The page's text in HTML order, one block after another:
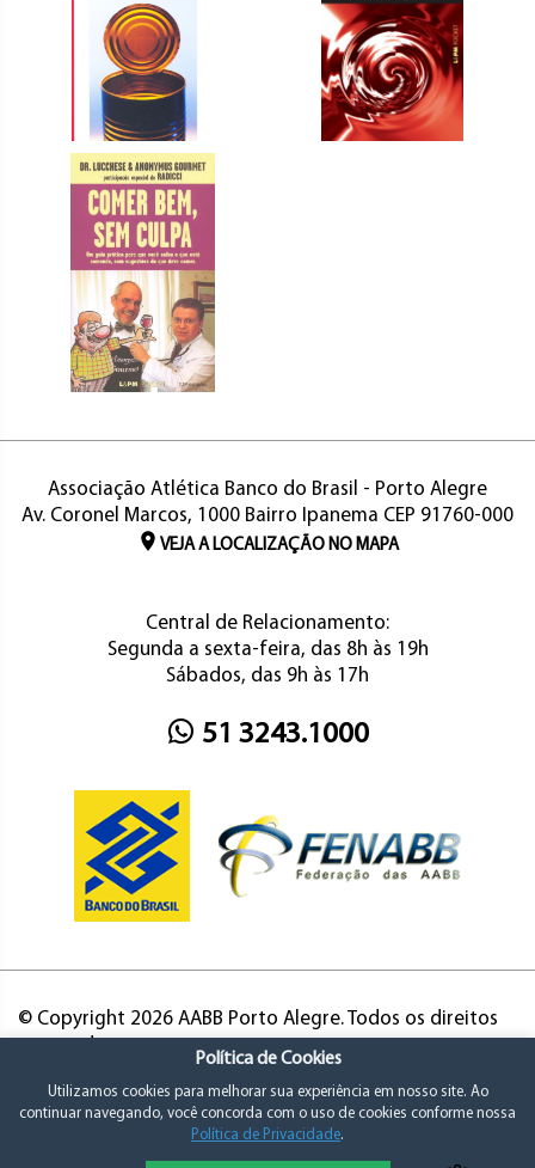
Associação Atlética Banco do Brasil - Porto Alegre
Av. Coronel Marcos, 1000 Bairro Ipanema CEP 91760-000
VEJA A LOCALIZAÇÃO NO MAPA
Central de Relacionamento:
Segunda a sexta-feira, das 8h às 19h
Sábados, das 9h às 17h
51 3243.1000
© Copyright 2026 AABB Porto Alegre. Todos os direitos
Política de Cookies
Utilizamos cookies para melhorar sua experiência em nosso site. Ao
continuar navegando, você concorda com o uso de cookies conforme nossa
Política de Privacidade.